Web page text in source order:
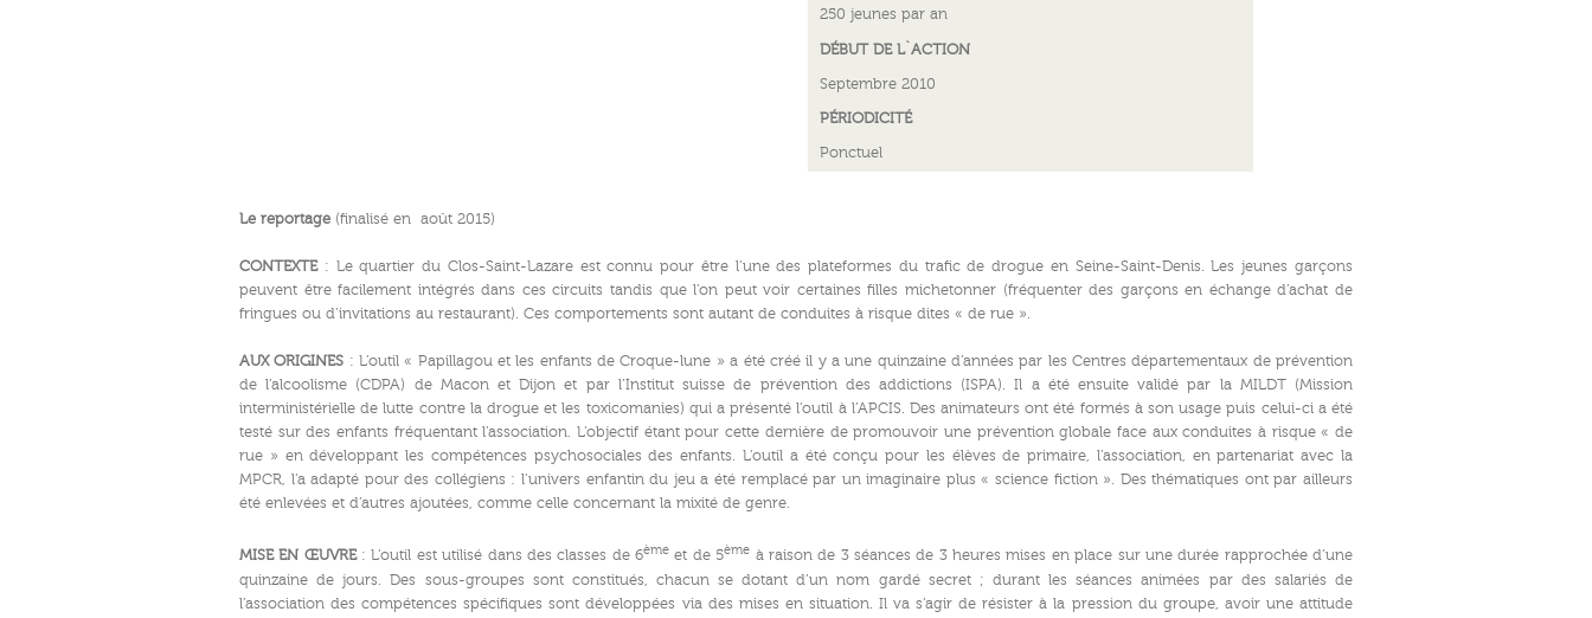
250 jeunes par an
DÉBUT DE L`ACTION
Septembre 2010
PÉRIODICITÉ
Ponctuel
Le reportage (finalisé en août 2015)
CONTEXTE: Le quartier du Clos-Saint-Lazare est connu pour être l’une des plateformes du trafic de drogue en Seine-Saint-Denis. Les jeunes garçons
peuvent être facilement intégrés dans ces circuits tandis que l’on peut voir certaines filles michetonner (fréquenter des garçons en échange d’achat de
fringues ou d’invitations au restaurant). Ces comportements sont autant de conduites à risque dites « de rue ».
AUX ORIGINES : L’outil « Papillagou et les enfants de Croque-lune » a été créé il y a une quinzaine d’années par les Centres départementaux de prévention
de l’alcoolisme (CDPA) de Macon et Dijon et par l’Institut suisse de prévention des addictions (ISPA). Il a été ensuite validé par la MILDT (Mission
interministérielle de lutte contre la drogue et les toxicomanies) qui a présenté l’outil à l’APCIS. Des animateurs ont été formés à son usage puis celui-ci a été
testé sur des enfants fréquentant l’association. L’objectif étant pour cette dernière de promouvoir une prévention globale face aux conduites à risque « de
rue » en développant les compétences psychosociales des enfants. L’outil a été conçu pour les élèves de primaire, l’association, en partenariat avec la
MPCR, l’a adapté pour des collégiens : l’univers enfantin du jeu a été remplacé par un imaginaire plus « science fiction ». Des thématiques ont par ailleurs
été enlevées et d’autres ajoutées, comme celle concernant la mixité de genre.
MISE EN ŒUVRE : L’outil est utilisé dans des classes de 6ème et de 5ème à raison de 3 séances de 3 heures mises en place sur une durée rapprochée d’une
quinzaine de jours. Des sous-groupes sont constitués, chacun se dotant d’un nom gardé secret ; durant les séances animées par des salariés de
l’association des compétences spécifiques sont développées via des mises en situation. Il va s’agir de résister à la pression du groupe, avoir une attitude